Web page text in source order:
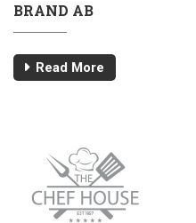
BRAND AB
Read More